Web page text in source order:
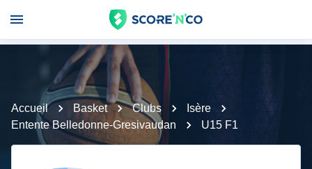
Accueil Basket Clubs
Isère
Entente Belledonne-Gresivaudan
U15 F1